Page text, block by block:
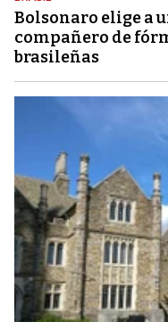
Bolsonaro elige a
compañero de
brasileñas